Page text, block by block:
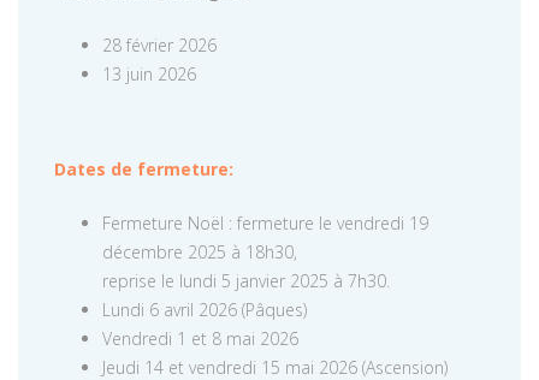
28 février 2026
13 juin 2026
Dates de fermeture:
Fermeture Noël : fermeture le vendredi 19
décembre 2025 à 18h30,
reprise le lundi 5 janvier 2025 à 7h30.
Lundi 6 avril 2026 (Pâques)
Vendredi 1 et 8 mai 2026
Jeudi 14 et vendredi 15 mai 2026 (Ascension)